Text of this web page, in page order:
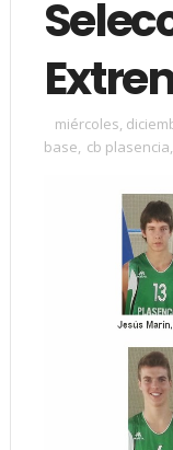
miércoles,
base, cb plasencia,